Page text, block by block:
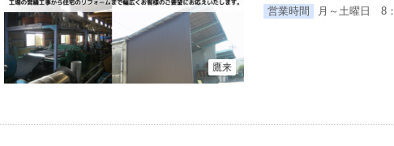
鷹来
営業時間 月～土曜日 8